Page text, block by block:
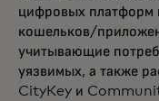
цифровых платформ
кошельков/
учитывающие
уязвимых, а также
CityKey и